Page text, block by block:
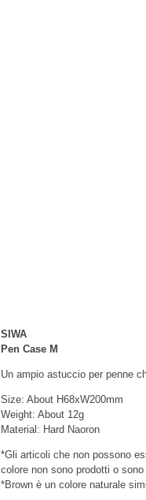
SIWA
Pen Case M
Un ampio astuccio per penne
Size: About H68xW200mm
Weight: About 12g
Material: Hard Naoron
*Gli articoli che non possono
colore non sono prodotti o
*Brown è un colore naturale